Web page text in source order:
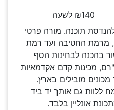
₪140 לשעה
תוכנה. מורה פרטי
מרמת החטיבה ועד רמת
בהכנה לבחינות הסף
מכינות קדם אקדמאיות
מובילים בארץ.
ללוות גם אותך יד ביד
אונליין בלבד.